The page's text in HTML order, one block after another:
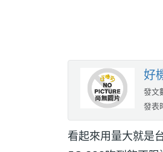
好
發文
發表
看起來用量大就是